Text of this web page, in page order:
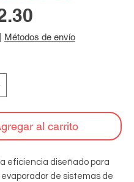
Métodos de envío
al carrito
eficiencia diseñado para
de sistemas de